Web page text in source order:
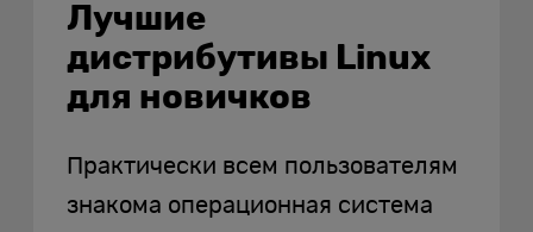
Лучшие
дистрибутивы Linux
для новичков
Практически всем пользователям
знакома операционная система